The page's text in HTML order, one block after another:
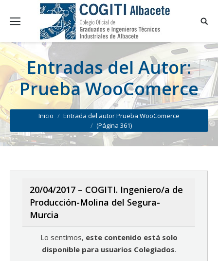
Entradas del Autor:
Prueba WooComerce
You are here:
Inicio
Entrada del autor Prueba WooComerce
(Página 361)
20/04/2017 – COGITI. Ingeniero/a de
Producción-Molina del Segura-
Murcia
Lo sentimos, este contenido está solo
disponible para usuarios Colegiados.